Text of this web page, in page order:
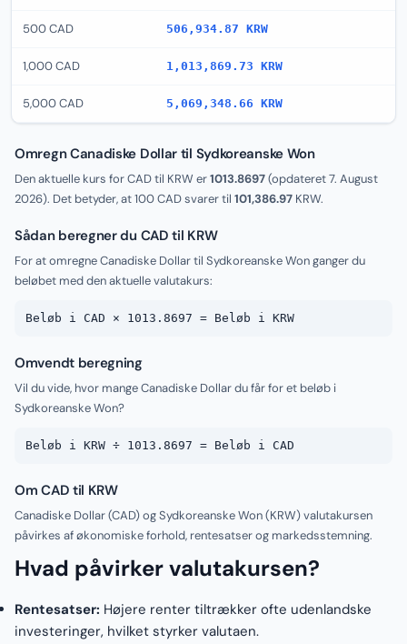
500 CAD 506,934.87 KRW
1,000 CAD 1,013,869.73 KRW
5,000 CAD 5,069,348.66 KRW
Omregn Canadiske Dollar til Sydkoreanske Won
Den aktuelle kurs for CAD til KRW er1013.8697(opdateret7. August
2026). Det betyder, at 100 CAD svarer til 101,386.97 KRW.
Sådan beregner du CAD til KRW
For at omregne Canadiske Dollar til Sydkoreanske Won ganger du
beløbet med den aktuelle valutakurs:
Beløb i CAD × 1013.8697 = Beløb i KRW
Omvendt beregning
Vil du vide, hvor mange Canadiske Dollar du får for et beløb i
Sydkoreanske Won?
Beløb i KRW ÷ 1013.8697 = Beløb i CAD
Om CAD til KRW
Canadiske Dollar (CAD) og Sydkoreanske Won (KRW) valutakursen
påvirkes af økonomiske forhold, rentesatser og markedsstemning.
Hvad påvirker valutakursen?
Rentesatser: Højere renter tiltrækker ofte udenlandske
investeringer, hvilket styrker valutaen.